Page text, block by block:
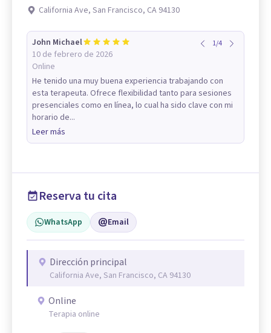
California Ave, San Francisco, CA 94130
John Michael
10 de febrero de 2026
Online
1/4
He tenido una muy buena experiencia trabajando con
esta terapeuta. Ofrece flexibilidad tanto para sesiones
presenciales como en línea, lo cual ha sido clave con mi
horario de...
Leer más
Reserva tu cita
WhatsApp Email
Dirección principal
California Ave, San Francisco, CA 94130
Online
Terapia online